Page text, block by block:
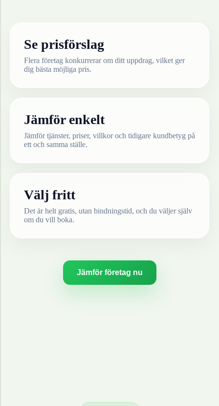
Se prisförslag
Flera företag konkurrerar om ditt uppdrag, vilket ger
dig bästa möjliga pris.
Jämför enkelt
Jämför tjänster, priser, villkor och tidigare kundbetyg på
ett och samma ställe.
Välj fritt
Det är helt gratis, utan bindningstid, och du väljer själv
om du vill boka.
Jämför företag nu